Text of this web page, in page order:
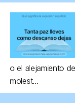
o el alejamiento
molest...